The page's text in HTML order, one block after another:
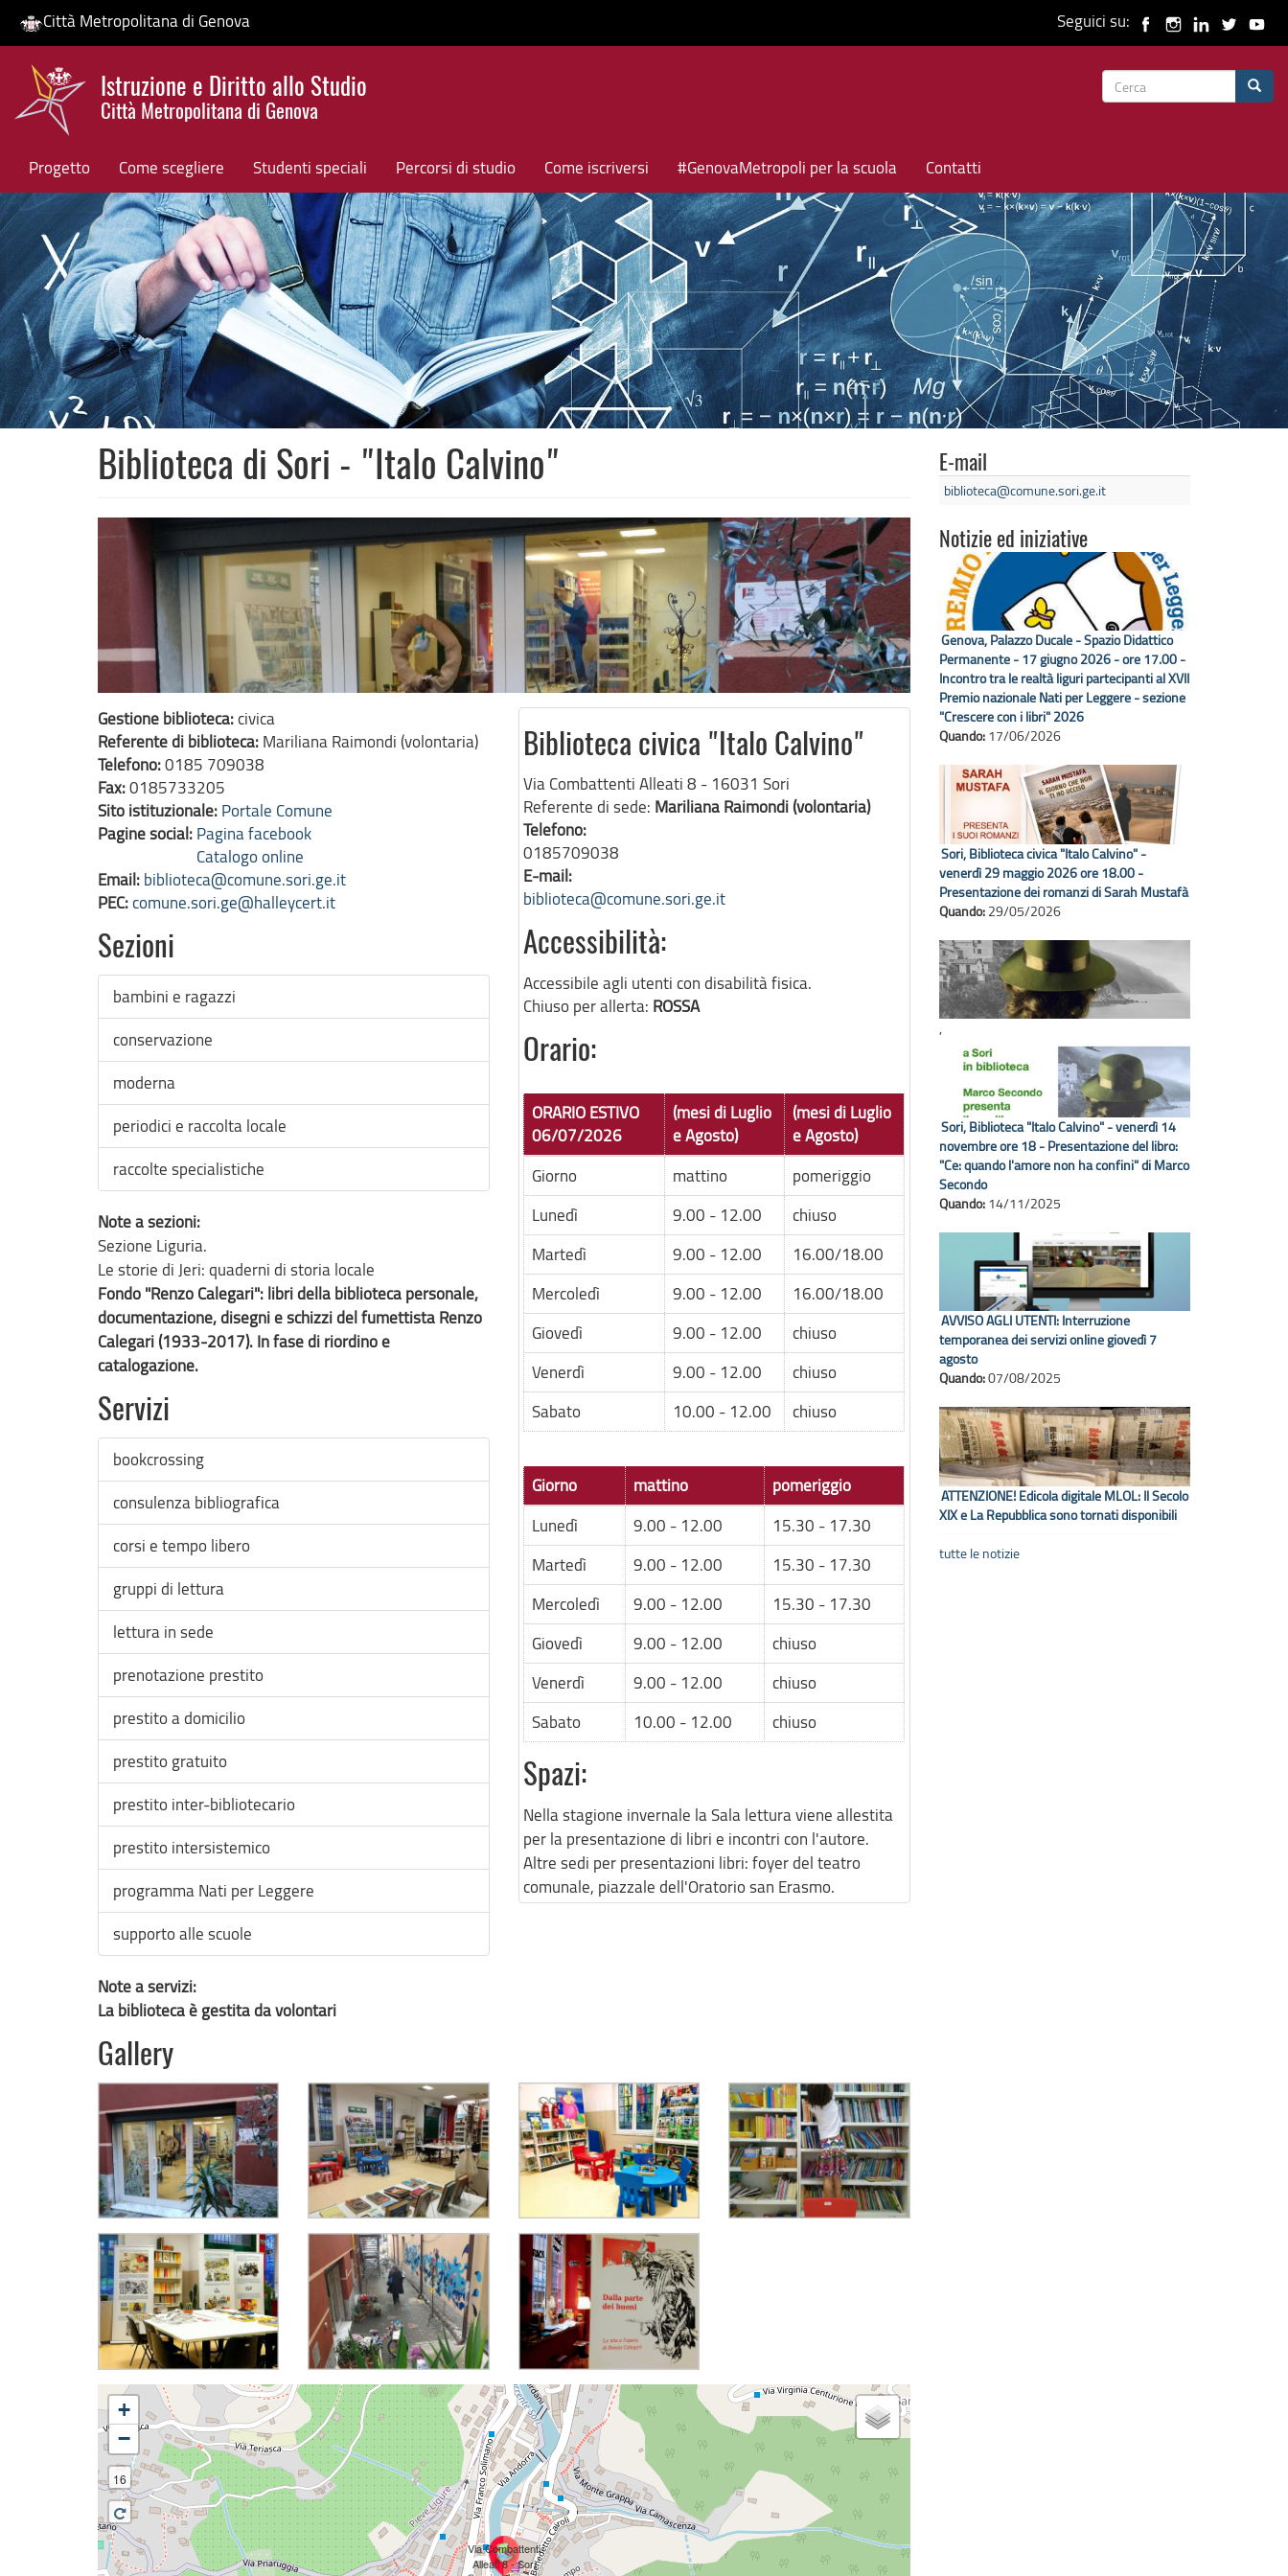
Salta
contenuto
Città Metropolitana di Genova Seguici su:
Istruzione e Diritto allo Studio
Città Metropolitana di Genova
Form
Progetto Come scegliere Studenti speciali Percorsi di studio Come iscriversi #GenovaMetropoli per la scuola Contatti
HP banner
Biblioteca di Sori - "Italo Calvino"
Gestione biblioteca:civica
Referente di biblioteca: Mariliana Raimondi (volontaria)
Telefono:0185 709038
Fax:0185733205
Sito istituzionale: Portale Comune
Pagine social: Pagina facebook
Catalogo online
Email: biblioteca@comune.sori.ge.it
PEC:comune.sori.ge@halleycert.it
Sezioni
bambini e ragazzi
conservazione
moderna
periodici e raccolta locale
raccolte specialistiche
Note a sezioni:
Sezione Liguria.
Le storie di Jeri: quaderni di storia locale
Fondo "Renzo Calegari": libri della biblioteca personale,
documentazione, disegni e schizzi del fumettista Renzo
Calegari (1933-2017). In fase di riordino e
catalogazione.
Servizi
bookcrossing
consulenza bibliografica
corsi e tempo libero
gruppi di lettura
lettura in sede
prenotazione prestito
prestito a domicilio
prestito gratuito
prestito inter-bibliotecario
prestito intersistemico
programma Nati per Leggere
supporto alle scuole
Note a servizi:
La biblioteca è gestita da volontari
Biblioteca civica "Italo Calvino"
Via Combattenti Alleati 8 - 16031 Sori
Referente di sede: Mariliana Raimondi (volontaria)
Telefono:
0185709038
E-mail:
biblioteca@comune.sori.ge.it
Accessibilità:
Accessibile agli utenti con disabilità fisica.
Chiuso per allerta: ROSSA
Orario:
ORARIO ESTIVO
06/07/2026
(mesi di Luglio
e Agosto)
(mesi di Luglio
e Agosto)
Giorno
mattino
pomeriggio
Lunedì
9.00 - 12.00
chiuso
Martedì
9.00 - 12.00
16.00/18.00
Mercoledì
9.00 - 12.00
16.00/18.00
Giovedì
9.00 - 12.00
chiuso
Venerdì
9.00 - 12.00
chiuso
Sabato
10.00 - 12.00 chiuso
Giorno mattino
pomeriggio
Lunedì
9.00 - 12.00
15.30 - 17.30
Martedì
9.00 - 12.00
15.30 - 17.30
Mercoledì
9.00 - 12.00
15.30 - 17.30
Giovedì
9.00 - 12.00
chiuso
Venerdì
9.00 - 12.00
chiuso
Sabato
10.00 - 12.00 chiuso
Spazi:
Nella stagione invernale la Sala lettura viene allestita
per la presentazione di libri e incontri con l'autore.
Altre sedi per presentazioni libri: foyer del teatro
comunale, piazzale dell'Oratorio san Erasmo.
Gallery
Via Combattenti
Alleati 8 - Sori
+
−
16
E-mail
biblioteca@comune.sori.ge.it
Notizie ed iniziative
Genova, Palazzo Ducale - Spazio Didattico
Permanente - 17 giugno 2026 - ore 17.00 -
Incontro tra le realtà liguri partecipanti al XVII
Premio nazionale Nati per Leggere - sezione
"Crescere con i libri" 2026
Quando: 17/06/2026
Sori, Biblioteca civica "Italo Calvino" -
venerdì 29 maggio 2026 ore 18.00 -
Presentazione dei romanzi di Sarah Mustafà
Quando: 29/05/2026
,
Sori, Biblioteca "Italo Calvino" - venerdì 14
novembre ore 18 - Presentazione del libro:
"Ce: quando l'amore non ha confini" di Marco
Secondo
Quando: 14/11/2025
AVVISO AGLI UTENTI: Interruzione
temporanea dei servizi online giovedì 7
agosto
Quando:07/08/2025
ATTENZIONE! Edicola digitale MLOL: Il Secolo
XIX e La Repubblica sono tornati disponibili
tutte le notizie